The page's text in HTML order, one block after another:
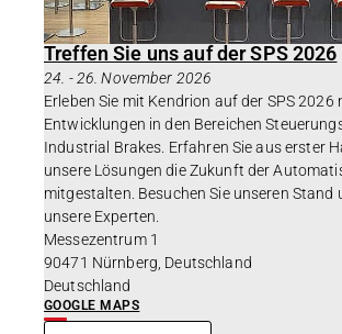
Treffen Sie uns auf der SPS 2026
24. - 26. November 2026
Erleben Sie mit Kendrion auf der SPS 2026
Entwicklungen in den Bereichen
Industrial Brakes. Erfahren Sie aus erster
unsere Lösungen die Zukunft der
mitgestalten. Besuchen Sie unseren Stand
unsere Experten.
Messezentrum 1
90471 Nürnberg, Deutschland
Deutschland
GOOGLE MAPS